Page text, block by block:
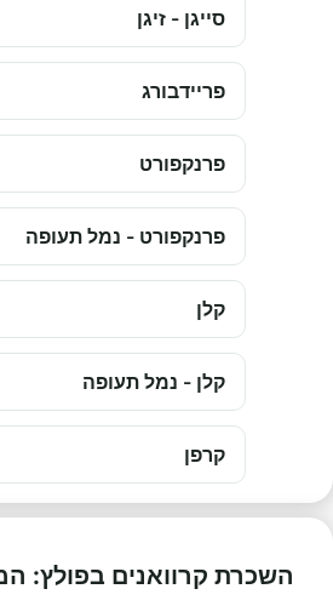
סייגן - זיגן
פריידבורג
פרנקפורט
פרנקפורט - נמל תעופה
קלן
קלן - נמל תעופה
קרפן
השכרת קרוואנים בפולץ: